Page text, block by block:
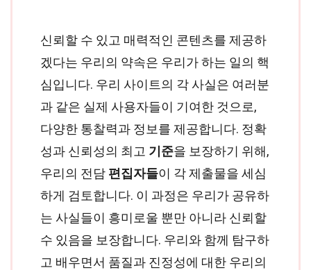
신뢰할 수 있고 매력적인 콘텐츠를 제공하
겠다는 우리의 약속은 우리가 하는 일의 핵
심입니다. 우리 사이트의 각 사실은 여러분
과 같은 실제 사용자들이 기여한 것으로,
다양한 통찰력과 정보를 제공합니다. 정확
성과 신뢰성의 최고 기준을 보장하기 위해,
우리의 전담 편집자들이 각 제출물을 세심
하게 검토합니다. 이 과정은 우리가 공유하
는 사실들이 흥미로울 뿐만 아니라 신뢰할
수 있음을 보장합니다. 우리와 함께 탐구하
고 배우면서 품질과 진정성에 대한 우리의